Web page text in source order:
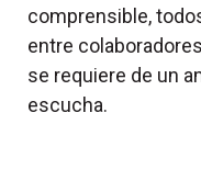
comprensible,
entre
se requiere de un
escucha.